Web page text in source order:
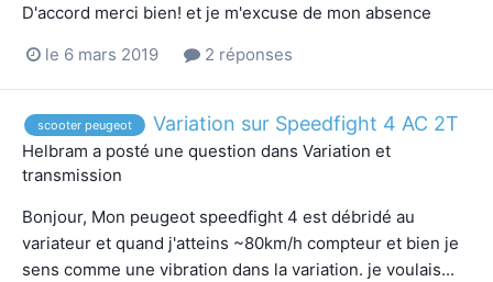
D'accord merci bien! et je m'excuse de mon absence
le 6 mars 2019 2 réponses
scooter peugeot Variation sur Speedfight 4 AC 2T
Helbram a posté une question dans Variation et
transmission
Bonjour, Mon peugeot speedfight 4 est débridé au
variateur et quand j'atteins ~80km/h compteur et bien je
sens comme une vibration dans la variation. je voulais...